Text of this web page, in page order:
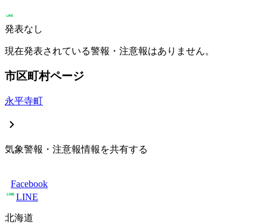
発表なし
現在発表されている警報・注意報はありません。
市区町村ページ
永平寺町
気象警報・注意報情報を共有する
Facebook
LINE
北海道